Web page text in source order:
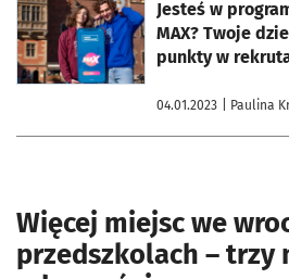
Jesteś w
MAX? Twoje
punkty w
04.01.2023 | Paulina
otworzy się w nowej karcie
Więcej miejsc we
przedszkolach – trzy